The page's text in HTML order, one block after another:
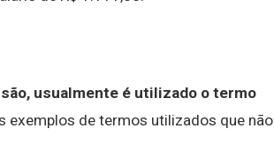
usualmente é utilizado o termo
exemplos de termos utilizados que não